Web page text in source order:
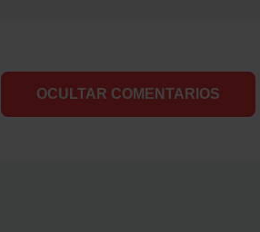
OCULTAR COMENTARIOS